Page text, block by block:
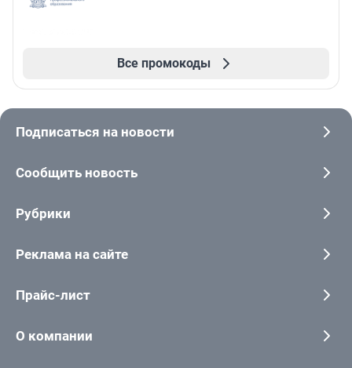
Все промокоды
Подписаться на новости
Сообщить новость
Рубрики
Реклама на сайте
Прайс-лист
О компании